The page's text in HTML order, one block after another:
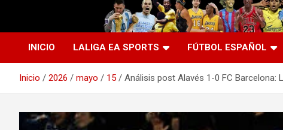
Agente Libre Digital
La nueva generación del periodismo deportivo.
INICIO LALIGA EA SPORTS FÚTBOL ESPAÑOL
Inicio 2026 mayo 15 Análisis post Alavés 1-0 FC